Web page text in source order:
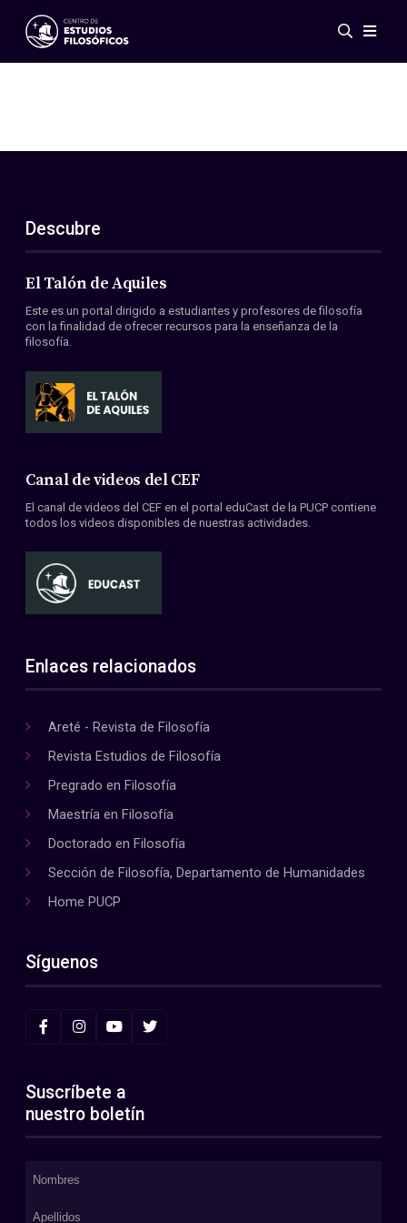
Eventos
ES
EN
Acerca de nosotros
Miembros
Convenios
Descubre
El Talón de Aquiles
Este es un portal dirigido a estudiantes y profesores de filosofía
con la finalidad de ofrecer recursos para la enseñanza de la
filosofía.
Canal de videos del CEF
El canal de videos del CEF en el portal eduCast de la PUCP contiene
todos los videos disponibles de nuestras actividades.
Enlaces relacionados
Areté - Revista de Filosofía
Revista Estudios de Filosofía
Pregrado en Filosofía
Maestría en Filosofía
Doctorado en Filosofía
Sección de Filosofía, Departamento de Humanidades
Home PUCP
Síguenos
Suscríbete a
nuestro boletín